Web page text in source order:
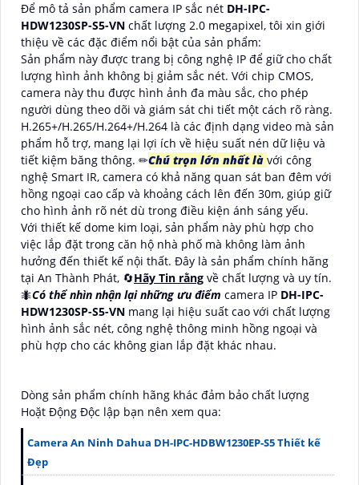
Để mô tả sản phẩm camera IP sắc nét DH-IPC-
HDW1230SP-S5-VN chất lượng 2.0 megapixel, tôi xin giới
thiệu về các đặc điểm nổi bật của sản phẩm:
Sản phẩm này được trang bị công nghệ IP để giữ cho chất
lượng hình ảnh không bị giảm sắc nét. Với chip CMOS,
camera này thu được hình ảnh đa màu sắc, cho phép
người dùng theo dõi và giám sát chi tiết một cách rõ ràng.
H.265+/H.265/H.264+/H.264 là các định dạng video mà sản
phẩm hỗ trợ, mang lại lợi ích về hiệu suất nén dữ liệu và
tiết kiệm băng thông. ✏Chú trọn lớn nhất là với công
nghệ Smart IR, camera có khả năng quan sát ban đêm với
hồng ngoại cao cấp và khoảng cách lên đến 30m, giúp giữ
cho hình ảnh rõ nét dù trong điều kiện ánh sáng yếu.
Với thiết kế dome kim loại, sản phẩm này phù hợp cho
việc lắp đặt trong căn hộ nhà phố mà không làm ảnh
hưởng đến thiết kế nội thất. Đây là sản phẩm chính hãng
tại An Thành Phát, 🔄Hãy Tin rằng về chất lượng và uy tín.
🐜Có thể nhìn nhận lại những ưu điểm camera IP DH-IPC-
HDW1230SP-S5-VN mang lại hiệu suất cao với chất lượng
hình ảnh sắc nét, công nghệ thông minh hồng ngoại và
phù hợp cho các không gian lắp đặt khác nhau.
Dòng sản phẩm chính hãng khác đảm bảo chất lượng
Hoặt Động Độc lập bạn nên xem qua:
Camera An Ninh Dahua DH-IPC-HDBW1230EP-S5 Thiết kế
Đẹp